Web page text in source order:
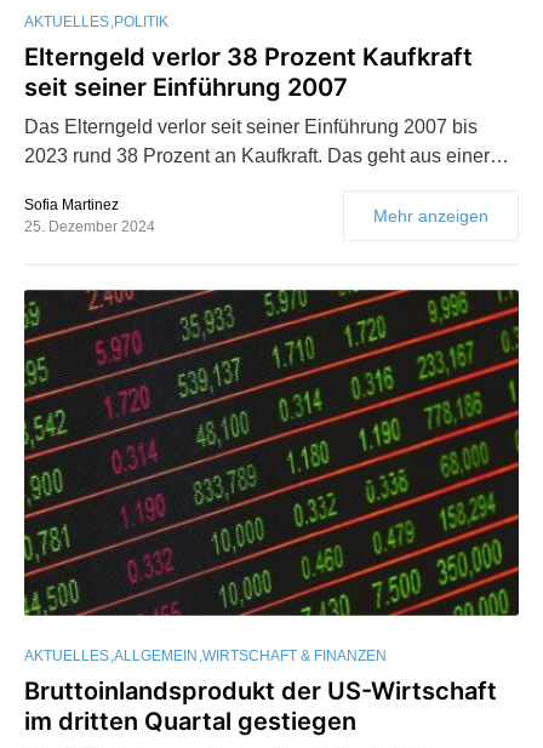
AKTUELLES POLITIK
Elterngeld verlor 38 Prozent Kaufkraft
seit seiner Einführung 2007
Das Elterngeld verlor seit seiner Einführung 2007 bis
2023 rund 38 Prozent an Kaufkraft. Das geht aus einer…
Sofia Martinez
25. Dezember 2024
Mehr anzeigen
AKTUELLES ALLGEMEIN WIRTSCHAFT & FINANZEN
Bruttoinlandsprodukt der US-Wirtschaft
im dritten Quartal gestiegen